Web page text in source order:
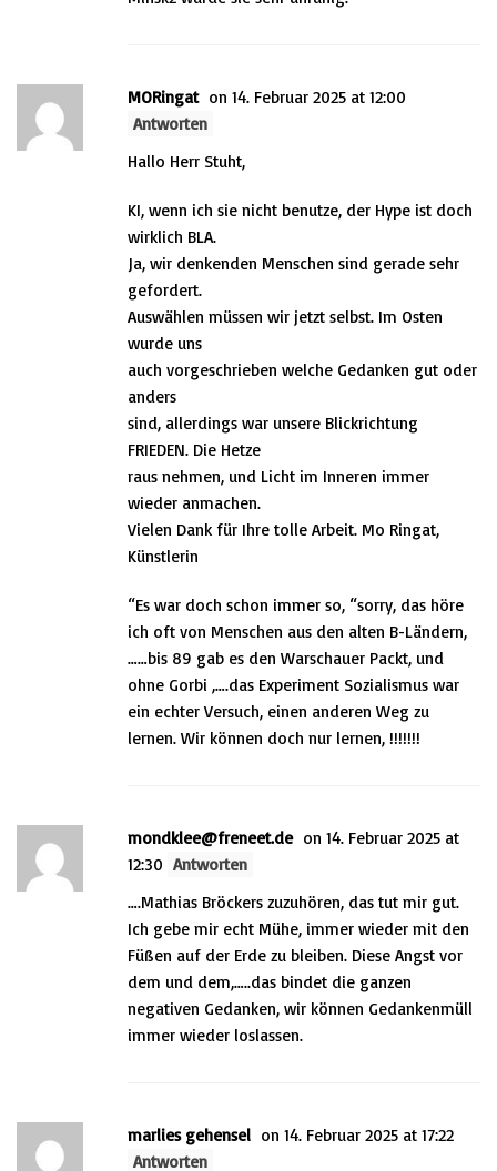
MORingat on 14. Februar 2025 at 12:00
Antworten
Hallo Herr Stuht,
KI, wenn ich sie nicht benutze, der Hype ist doch
wirklich BLA.
Ja, wir denkenden Menschen sind gerade sehr
gefordert.
Auswählen müssen wir jetzt selbst. Im Osten
wurde uns
auch vorgeschrieben welche Gedanken gut oder
anders
sind, allerdings war unsere Blickrichtung
FRIEDEN. Die Hetze
raus nehmen, und Licht im Inneren immer
wieder anmachen.
Vielen Dank für Ihre tolle Arbeit. Mo Ringat,
Künstlerin
“Es war doch schon immer so, “sorry, das höre
ich oft von Menschen aus den alten B-Ländern,
……bis 89 gab es den Warschauer Packt, und
ohne Gorbi ,….das Experiment Sozialismus war
ein echter Versuch, einen anderen Weg zu
lernen. Wir können doch nur lernen, !!!!!!!
mondklee@freneet.de on 14. Februar 2025 at
12:30 Antworten
….Mathias Bröckers zuzuhören, das tut mir gut.
Ich gebe mir echt Mühe, immer wieder mit den
Füßen auf der Erde zu bleiben. Diese Angst vor
dem und dem,…..das bindet die ganzen
negativen Gedanken, wir können Gedankenmüll
immer wieder loslassen.
marlies gehensel on 14. Februar 2025 at 17:22
Antworten